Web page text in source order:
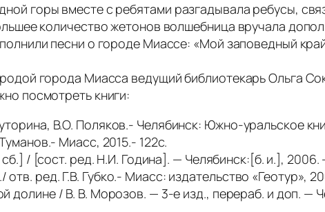
горы вместе с ребятами разгадывала ребусы,
количество жетонов волшебница вручала
песни о городе Миассе: «Мой заповедный
города Миасса ведущий библиотекарь Ольга
посмотреть книги:
В.О. Поляков.- Челябинск: Южно-уральское
Миасс, 2015.- 122с.
/ [сост. ред. Н.И. Година]. — Челябинск:[б. и.], 2006.
ред. Г.В. Губко.- Миасс: издательство «Геотур»,
долине / В. В. Морозов. — 3-е изд., перераб. и доп. —